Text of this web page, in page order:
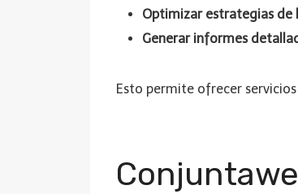
Optimizar estrategias de
Generar informes
Esto permite ofrecer